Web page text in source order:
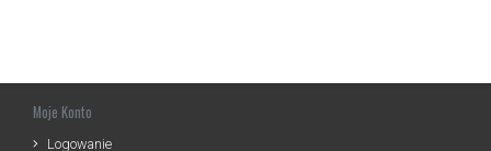
Moje Konto
Logowanie